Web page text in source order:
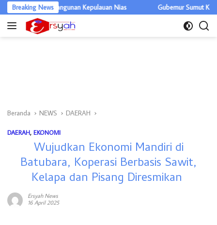
Langsung
ke
Breaking News
Pembangunan Kepulauan Nias Gubernur Sumut Kembali
Beranda NEWS DAERAH
DAERAH, EKONOMI
Wujudkan Ekonomi Mandiri di
Batubara, Koperasi Berbasis Sawit,
Kelapa dan Pisang Diresmikan
Ersyah News
16 April 2025